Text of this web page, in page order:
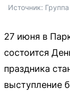
Источник:
27 июня в
состоится
праздника
выступление